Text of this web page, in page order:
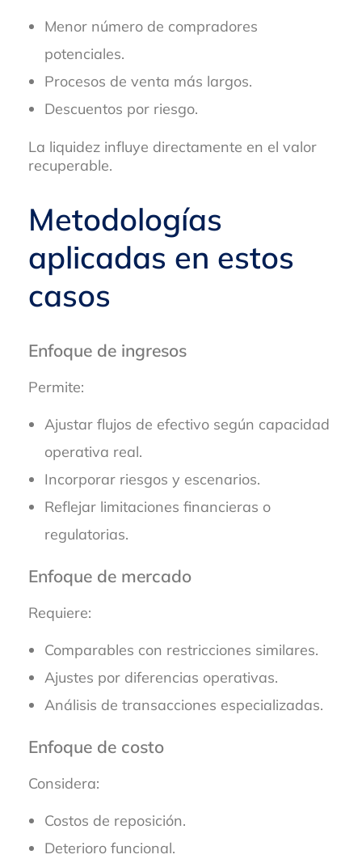
Menor número de compradores
potenciales.
Procesos de venta más largos.
Descuentos por riesgo.
La liquidez influye directamente en el valor
recuperable.
Metodologías
aplicadas en estos
casos
Enfoque de ingresos
Permite:
Ajustar flujos de efectivo según capacidad
operativa real.
Incorporar riesgos y escenarios.
Reflejar limitaciones financieras o
regulatorias.
Enfoque de mercado
Requiere:
Comparables con restricciones similares.
Ajustes por diferencias operativas.
Análisis de transacciones especializadas.
Enfoque de costo
Considera:
Costos de reposición.
Deterioro funcional.